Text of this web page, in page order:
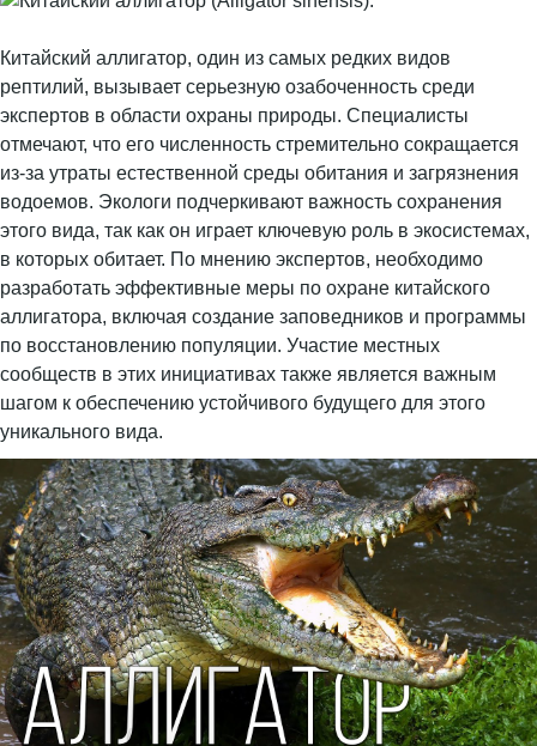
Китайский аллигатор, один из самых редких видов
рептилий, вызывает серьезную озабоченность среди
экспертов в области охраны природы. Специалисты
отмечают, что его численность стремительно сокращается
из-за утраты естественной среды обитания и загрязнения
водоемов. Экологи подчеркивают важность сохранения
этого вида, так как он играет ключевую роль в экосистемах,
в которых обитает. По мнению экспертов, необходимо
разработать эффективные меры по охране китайского
аллигатора, включая создание заповедников и программы
по восстановлению популяции. Участие местных
сообществ в этих инициативах также является важным
шагом к обеспечению устойчивого будущего для этого
уникального вида.